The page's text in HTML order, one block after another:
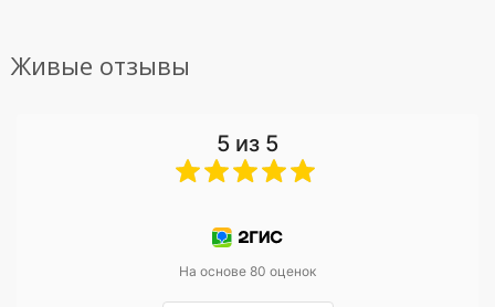
Живые отзывы
5 из 5
На основе 80 оценок